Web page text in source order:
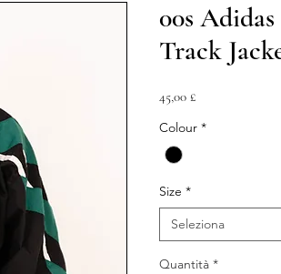
00s
Track
45,00 £Prezzo
Colour *
Size *
Seleziona
Quantità *